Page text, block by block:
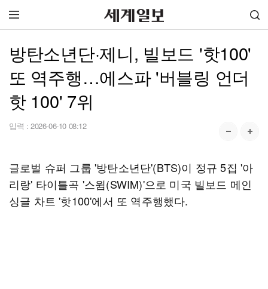
방탄소년단·제니, 빌보드 '핫100'
또 역주행…에스파 '버블링 언더
핫 100' 7위
입력 : 2026-06-10 08:12
글로벌 슈퍼 그룹 '방탄소년단'(BTS)이 정규 5집 '아
리랑' 타이틀곡 '스윔(SWIM)'으로 미국 빌보드 메인
싱글 차트 '핫100'에서 또 역주행했다.